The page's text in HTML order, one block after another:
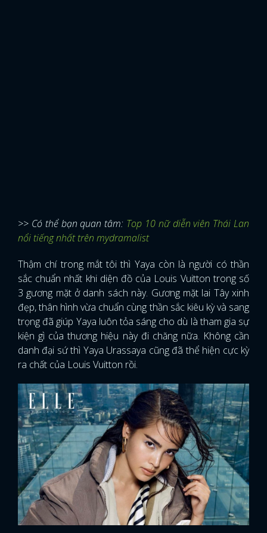
>> Có thể bạn quan tâm: Top 10 nữ diễn viên Thái Lan
nổi tiếng nhất trên mydramalist
Thậm chí trong mắt tôi thì Yaya còn là người có thần
sắc chuẩn nhất khi diện đồ của Louis Vuitton trong số
3 gương mặt ở danh sách này. Gương mặt lai Tây xinh
đẹp, thân hình vừa chuẩn cùng thần sắc kiêu kỳ và sang
trọng đã giúp Yaya luôn tỏa sáng cho dù là tham gia sự
kiện gì của thương hiệu này đi chăng nữa. Không cần
danh đại sứ thì Yaya Urassaya cũng đã thể hiện cực kỳ
ra chất của Louis Vuitton rồi.